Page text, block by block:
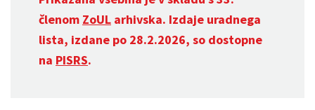
členom ZoUL arhivska. Izdaje uradnega
lista, izdane po 28.2.2026, so dostopne
na PISRS.